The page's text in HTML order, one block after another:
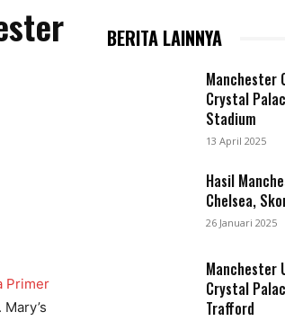
Primer
BERITA LAINNYA
Manchester
Crystal
Stadium
13 April 2025
Hasil
Chelsea,
26 Januari 2025
Manchester
Crystal
Trafford